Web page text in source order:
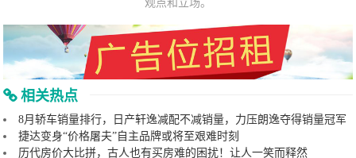
观点和立场。
相关热点
8月轿车销量排行，日产轩逸减配不减销量，力压朗逸夺得销量冠军
捷达变身“价格屠夫”自主品牌或将至艰难时刻
历代房价大比拼，古人也有买房难的困扰！让人一笑而释然